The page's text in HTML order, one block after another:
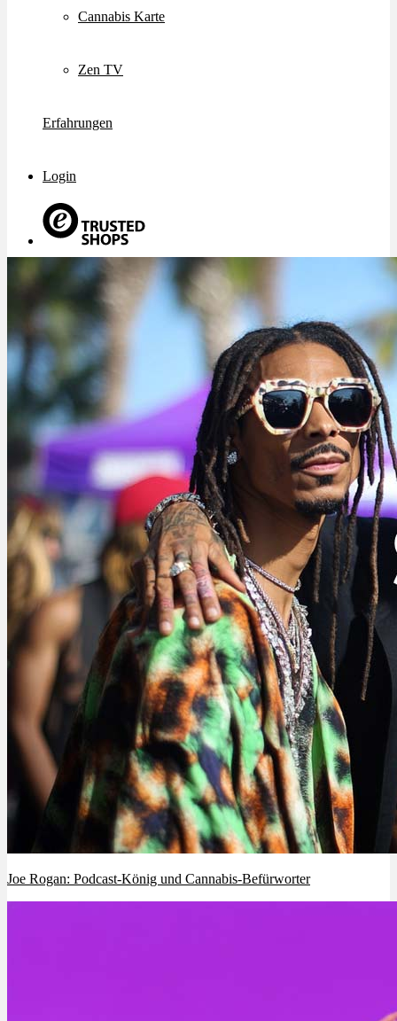
Cannabis Karte
Zen TV
Erfahrungen
Login
Joe Rogan: Podcast-König und Cannabis-Befürworter